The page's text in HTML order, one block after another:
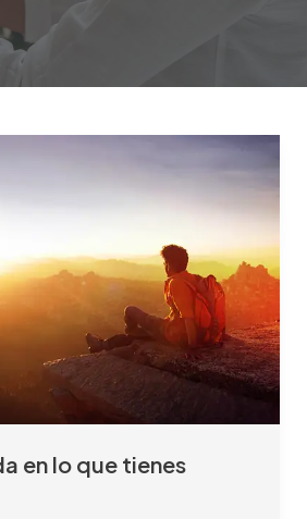
en lo que tienes